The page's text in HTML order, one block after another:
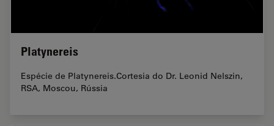
Platynereis
Espécie de Platynereis.Cortesia do Dr. Leonid Nelszin,
RSA, Moscou, Rússia